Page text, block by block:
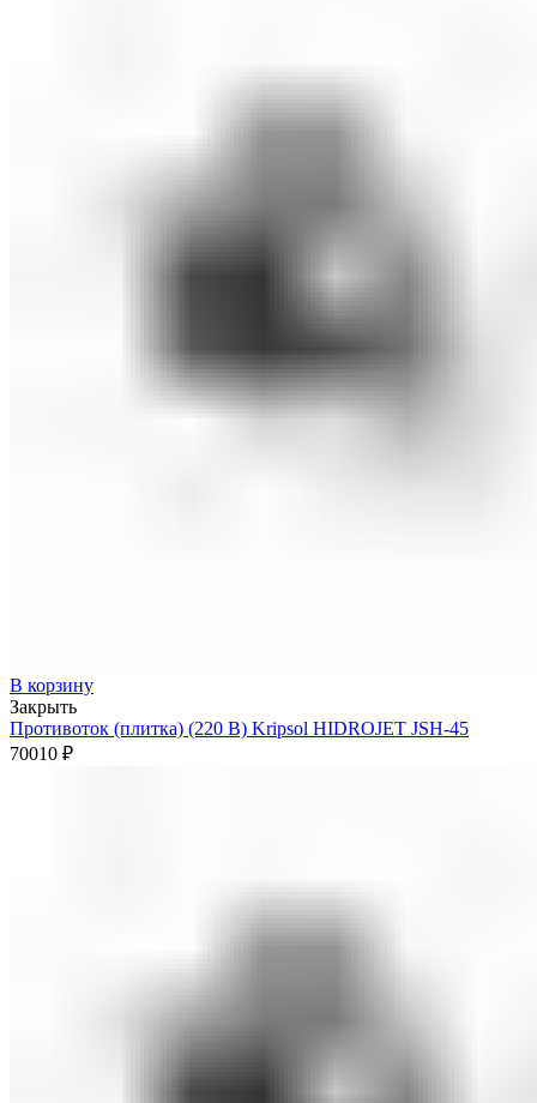
В корзину
Закрыть
Противоток (плитка) (220 В) Kripsol HIDROJET JSH-45
70010 ₽